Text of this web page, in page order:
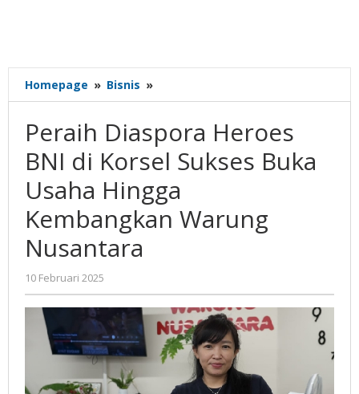
Homepage » Bisnis »
Diaspora
BNI
di
Korsel
Sukses
Buka
Usaha
Peraih Diaspora Heroes
BNI di Korsel Sukses Buka
Usaha Hingga
Kembangkan Warung
Nusantara
10 Februari 2025
Gatot
Susanto